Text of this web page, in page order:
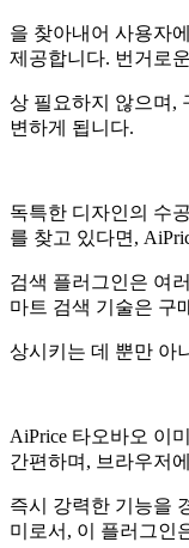
을 찾아내어 사용자
제공합니다. 번거로
상 필요하지 않으며,
변하게 됩니다.
독특한 디자인의 수
를 찾고 있다면,
검색 플러그인은 여
마트 검색 기술은 구
상시키는 데 뿐만 아
AiPrice 타오바오 이
간편하며, 브라우저
즉시 강력한 기능을
미로서, 이 플러그인